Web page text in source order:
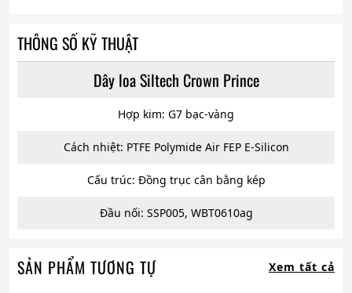
THÔNG SỐ KỸ THUẬT
Dây loa Siltech Crown Prince
Hợp kim: G7 bạc-vàng
Cách nhiệt: PTFE Polymide Air FEP E-Silicon
Cấu trúc: Đồng trục cân bằng kép
Đầu nối: SSP005, WBT0610ag
SẢN PHẨM TƯƠNG TỰ Xem tất cả